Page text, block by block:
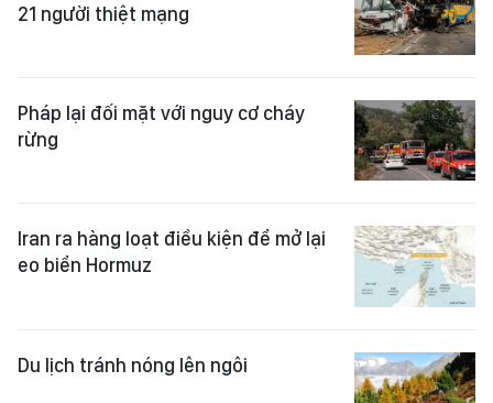
21 người thiệt mạng
Pháp lại đối mặt với nguy cơ cháy
rừng
Iran ra hàng loạt điều kiện để mở lại
eo biển Hormuz
Du lịch tránh nóng lên ngôi